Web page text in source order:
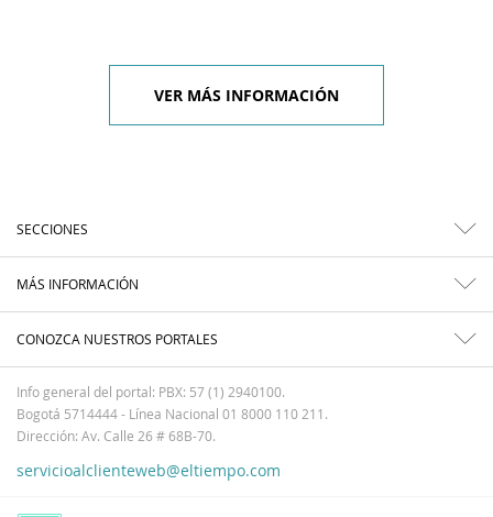
VER MÁS INFORMACIÓN
SECCIONES
MÁS INFORMACIÓN
CONOZCA NUESTROS PORTALES
Info general del portal: PBX: 57 (1) 2940100.
Bogotá 5714444 - Línea Nacional 01 8000 110 211.
Dirección: Av. Calle 26 # 68B-70.
servicioalclienteweb@eltiempo.com